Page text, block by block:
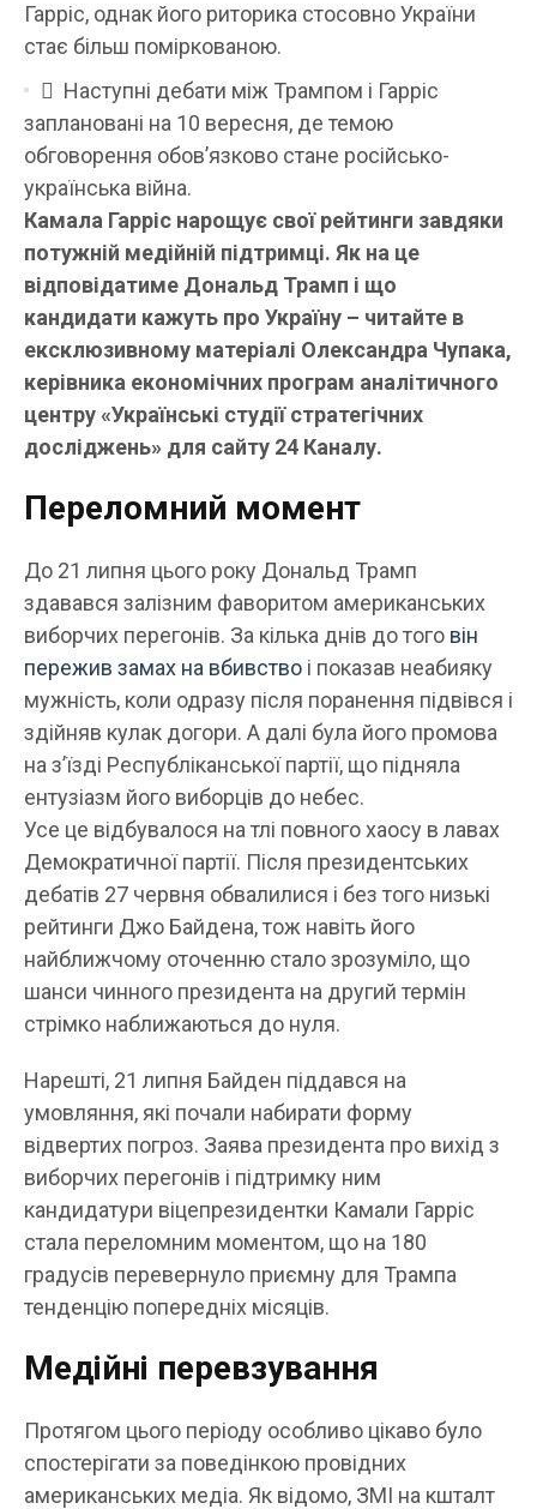
Гарріс, однак його риторика стосовно України
стає більш поміркованою.
 Наступні дебати між Трампом і Гарріс
заплановані на 10 вересня, де темою
обговорення обов’язково стане російсько-
українська війна.
Камала Гарріс нарощує свої рейтинги завдяки
потужній медійній підтримці. Як на це
відповідатиме Дональд Трамп і що
кандидати кажуть про Україну – читайте в
ексклюзивному матеріалі Олександра Чупака,
керівника економічних програм аналітичного
центру «Українські студії стратегічних
досліджень» для сайту 24 Каналу.
Переломний момент
До 21 липня цього року Дональд Трамп
здавався залізним фаворитом американських
виборчих перегонів. За кілька днів до того він
пережив замах на вбивство і показав неабияку
мужність, коли одразу після поранення підвівся і
здійняв кулак догори. А далі була його промова
на з’їзді Республіканської партії, що підняла
ентузіазм його виборців до небес.
Усе це відбувалося на тлі повного хаосу в лавах
Демократичної партії. Після президентських
дебатів 27 червня обвалилися і без того низькі
рейтинги Джо Байдена, тож навіть його
найближчому оточенню стало зрозуміло, що
шанси чинного президента на другий термін
стрімко наближаються до нуля.
Нарешті, 21 липня Байден піддався на
умовляння, які почали набирати форму
відвертих погроз. Заява президента про вихід з
виборчих перегонів і підтримку ним
кандидатури віцепрезидентки Камали Гарріс
стала переломним моментом, що на 180
градусів перевернуло приємну для Трампа
тенденцію попередніх місяців.
Медійні перевзування
Протягом цього періоду особливо цікаво було
спостерігати за поведінкою провідних
американських медіа. Як відомо, ЗМІ на кшталт